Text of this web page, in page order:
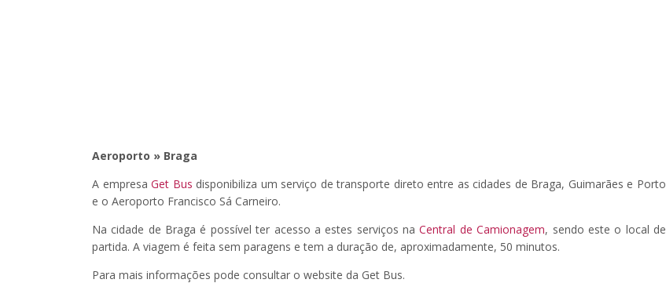
Aeroporto » Braga
A empresa Get Bus disponibiliza um serviço de transporte direto entre as cidades de Braga, Guimarães e Porto
e o Aeroporto Francisco Sá Carneiro.
Na cidade de Braga é possível ter acesso a estes serviços naCentral de Camionagem, sendo este o local de
partida. A viagem é feita sem paragens e tem a duração de, aproximadamente, 50 minutos.
Para mais informações pode consultar o website da Get Bus.